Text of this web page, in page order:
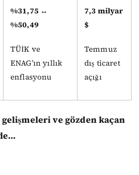
%31,75 ↔
%50,49
TÜİK ve
ENAG’ın yıllık
enflasyonu
7,3 milyar
$
Temmuz
dış ticaret
açığı
ve gözden kaçan